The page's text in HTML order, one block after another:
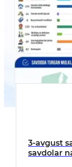
3-avgust
savdolar